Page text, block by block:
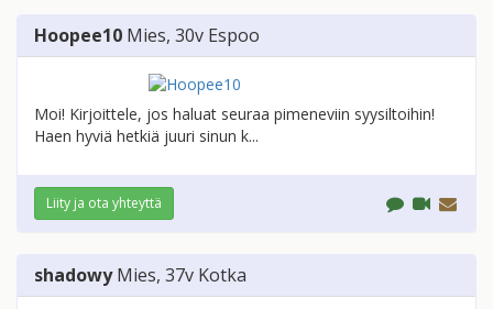
Hoopee10 Mies, 30v Espoo
Moi! Kirjoittele, jos haluat seuraa pimeneviin syysiltoihin!
Haen hyviä hetkiä juuri sinun k...
Liity ja ota yhteyttä
shadowy Mies, 37v Kotka